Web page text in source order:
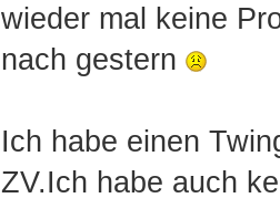
wieder mal keine
nach gestern
Ich habe einen
ZV.Ich habe auch